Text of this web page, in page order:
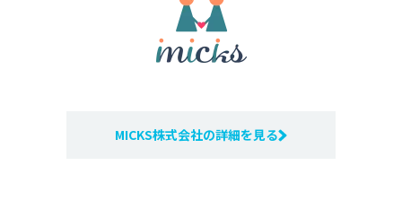
MICKS株式会社の詳細を見る